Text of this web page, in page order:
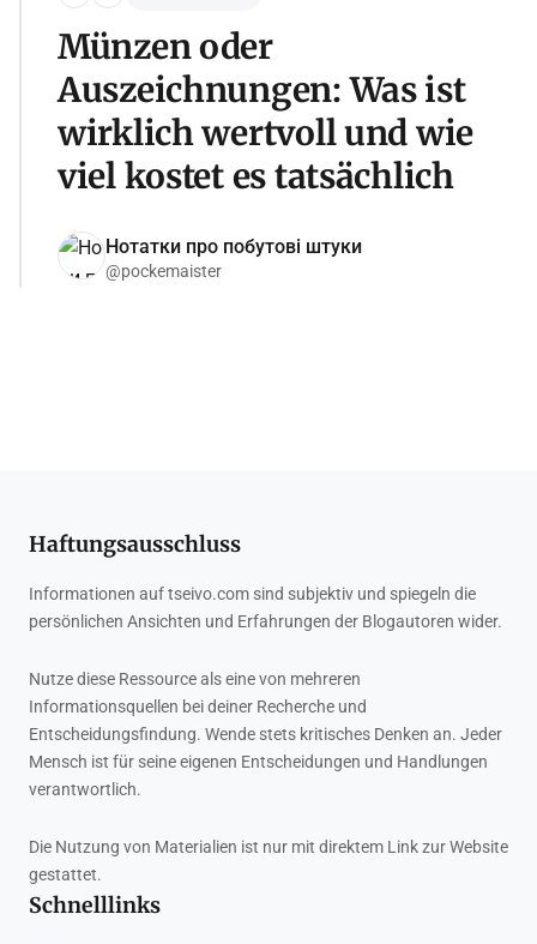
Münzen oder
Auszeichnungen: Was ist
wirklich wertvoll und wie
viel kostet es tatsächlich
Нотатки про побутові штуки
@pockemaister
Haftungsausschluss
Informationen auf tseivo.com sind subjektiv und spiegeln die
persönlichen Ansichten und Erfahrungen der Blogautoren wider.
Nutze diese Ressource als eine von mehreren
Informationsquellen bei deiner Recherche und
Entscheidungsfindung. Wende stets kritisches Denken an. Jeder
Mensch ist für seine eigenen Entscheidungen und Handlungen
verantwortlich.
Die Nutzung von Materialien ist nur mit direktem Link zur Website
gestattet.
Schnelllinks